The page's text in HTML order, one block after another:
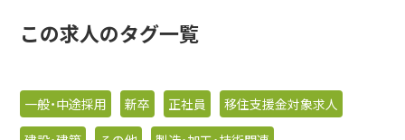
この求人のタグ一覧
一般・中途採用 新卒 正社員
移住支援金対象求人